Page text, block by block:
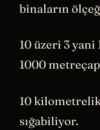
binaların
10 üzeri 3 yani
1000
10
sığabiliyor.